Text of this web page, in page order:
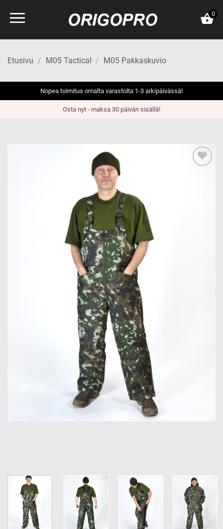
0
Etusivu / M05 Tactical / M05 Pakkaskuvio
Nopea toimitus omalta varastolta 1-3 arkipäivässä!
Osta nyt - maksa 30 päivän sisällä!